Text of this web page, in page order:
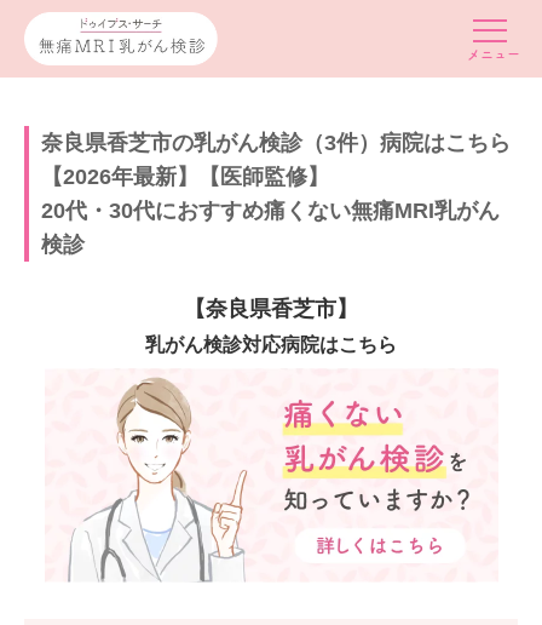
奈良県香芝市の乳がん検診（3件）病院はこちら
【2026年最新】【医師監修】
20代・30代におすすめ痛くない無痛MRI乳がん
検診
【奈良県香芝市】
乳がん検診対応病院はこちら